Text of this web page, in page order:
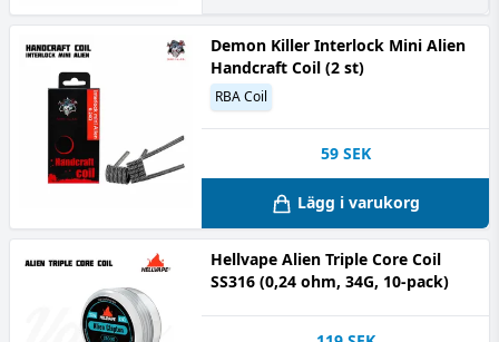
Demon Killer Interlock Mini Alien
Handcraft Coil (2 st)
RBA Coil
59 SEK
Lägg i varukorg
Hellvape Alien Triple Core Coil
SS316 (0,24 ohm, 34G, 10-pack)